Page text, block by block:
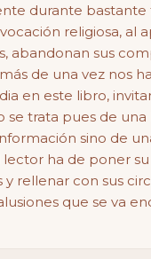
durante bastante
religiosa, al
abandonan sus
de una vez nos
en este libro,
se trata pues de
sino de
ha de poner
y rellenar con sus
que se va